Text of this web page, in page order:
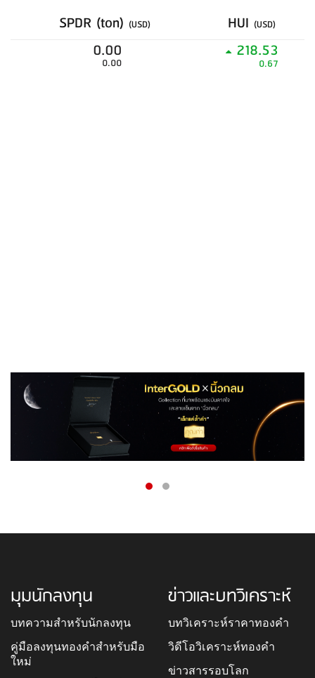
SPDR (ton) (USD) HUI (USD)
0.00
0.00
218.53
0.67
มุมนักลงทุน
บทความสำหรับนักลงทุน
คู่มือลงทุนทองคำสำหรับมือ
ใหม่
ข่าวและบทวิเคราะห์
บทวิเคราะห์ราคาทองคำ
วิดีโอวิเคราะห์ทองคำ
ข่าวสารรอบโลก